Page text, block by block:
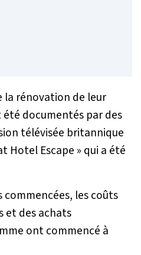
la rénovation de leur
documentés par des
télévisée britannique
Hotel Escape » qui a été
les coûts
et des achats
ont commencé à